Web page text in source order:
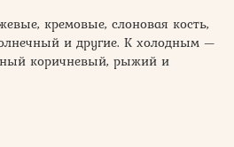
кремовые, слоновая кость,
и другие. К холодным —
коричневый, рыжий и